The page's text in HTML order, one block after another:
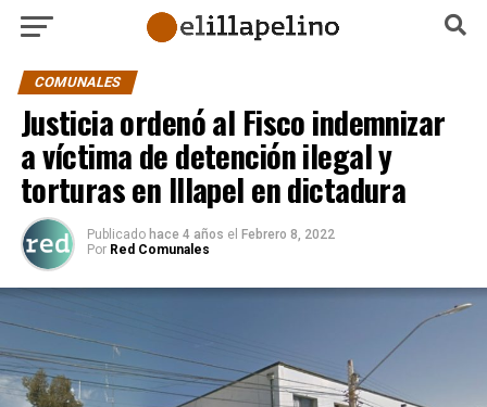
COMUNALES
Justicia ordenó al Fisco indemnizar
a víctima de detención ilegal y
torturas en Illapel en dictadura
Publicado hace 4 años el Febrero 8, 2022
Por Red Comunales